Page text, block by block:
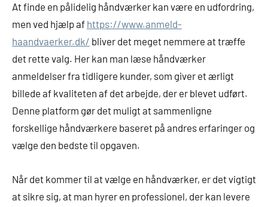
At finde en pålidelig håndværker kan være en udfordring,
men ved hjælp af https://www.anmeld-
haandvaerker.dk/ bliver det meget nemmere at træffe
det rette valg. Her kan man læse håndværker
anmeldelser fra tidligere kunder, som giver et ærligt
billede af kvaliteten af det arbejde, der er blevet udført.
Denne platform gør det muligt at sammenligne
forskellige håndværkere baseret på andres erfaringer og
vælge den bedste til opgaven.
Når det kommer til at vælge en håndværker, er det vigtigt
at sikre sig, at man hyrer en professionel, der kan levere